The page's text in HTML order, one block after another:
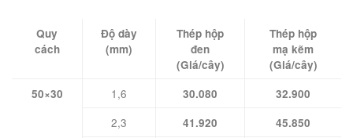
Quy
cách
Độ dày
(mm)
Thép hộp
đen
(Giá/cây)
Thép hộp
mạ kẽm
(Giá/cây)
50×30
1,6 30.080 32.900
2,3 41.920 45.850